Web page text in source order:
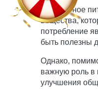
Спортивное
вещества,
потребление
быть полезны
Однако,
важную роль в
улучшения